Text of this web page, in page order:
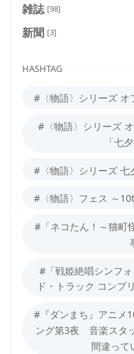
雑誌 [98]
新聞 [3]
HASHTAG
#〈物語〉シリーズ オ
#〈物語〉シリーズ
「七
#〈物語〉シリーズ 七
#〈物語〉フェス ～
#「ネコたん！～猫町
#「戦姫絶唱シンフ
ド・トラック コンプ
#『ダンまち』アニメ
ング第3夜 音楽スタ
間違って